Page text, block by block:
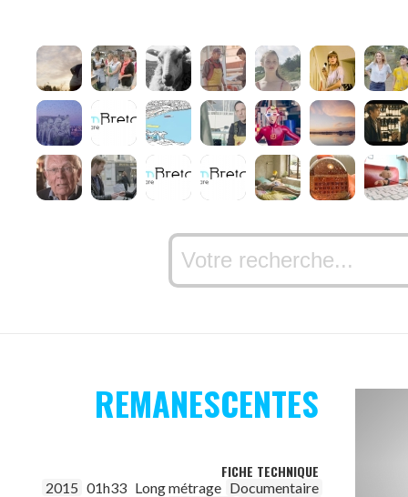
REMANESCENTES
FICHE TECHNIQUE
2015 01h33 Long métrage Documentaire